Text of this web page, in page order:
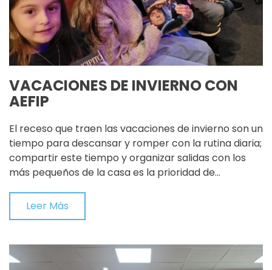
VACACIONES DE INVIERNO CON
AEFIP
El receso que traen las vacaciones de invierno son un
tiempo para descansar y romper con la rutina diaria;
compartir este tiempo y organizar salidas con los
más pequeños de la casa es la prioridad de…
Leer Más